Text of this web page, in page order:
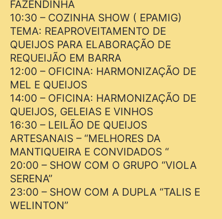
FAZENDINHA
10:30 – COZINHA SHOW ( EPAMIG)
TEMA: REAPROVEITAMENTO DE
QUEIJOS PARA ELABORAÇÃO DE
REQUEIJÃO EM BARRA
12:00 – OFICINA: HARMONIZAÇÃO DE
MEL E QUEIJOS
14:00 – OFICINA: HARMONIZAÇÃO DE
QUEIJOS, GELEIAS E VINHOS
16:30 – LEILÃO DE QUEIJOS
ARTESANAIS – “MELHORES DA
MANTIQUEIRA E CONVIDADOS “
20:00 – SHOW COM O GRUPO “VIOLA
SERENA”
23:00 – SHOW COM A DUPLA “TALIS E
WELINTON”